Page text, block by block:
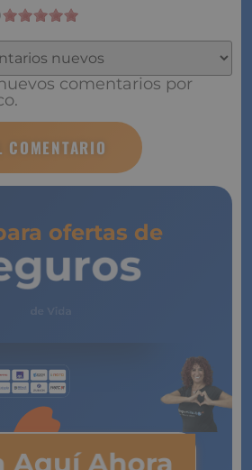
*
el
comentarios por correo
Vida